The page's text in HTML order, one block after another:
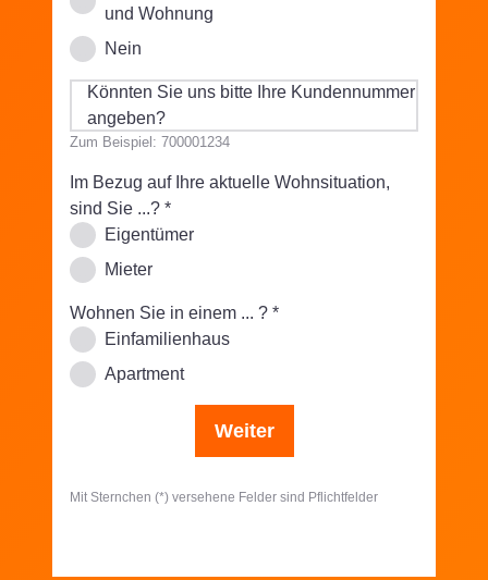
und Wohnung
Nein
Könnten Sie uns bitte Ihre Kundennummer
angeben?
Zum Beispiel: 700001234
Im Bezug auf Ihre aktuelle Wohnsituation,
sind Sie ...? *
Eigentümer
Mieter
Wohnen Sie in einem ... ? *
Einfamilienhaus
Apartment
Weiter
Mit Sternchen (*) versehene Felder sind Pflichtfelder